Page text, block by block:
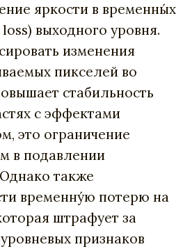
яркости в временны́х
выходного уровня.
изменения
пикселей во
стабильность
с эффектами
это ограничение
в подавлении
также
временну́ю потерю на
штрафует за
признаков